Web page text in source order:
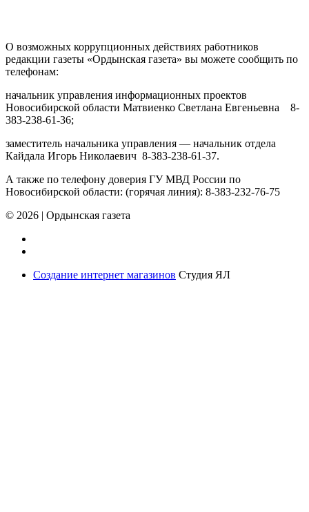
О возможных коррупционных действиях работников
редакции газеты «Ордынская газета» вы можете сообщить по
телефонам:
начальник управления информационных проектов
Новосибирской области Матвиенко Светлана Евгеньевна 8-
383-238-61-36;
заместитель начальника управления — начальник отдела
Кайдала Игорь Николаевич 8-383-238-61-37.
А также по телефону доверия ГУ МВД России по
Новосибирской области: (горячая линия): 8-383-232-76-75
© 2026 | Ордынская газета
Создание интернет магазинов Студия ЯЛ